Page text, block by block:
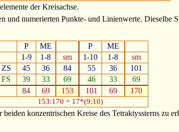
der Kreisachse.
und numerierten Punkte- und Linienwerte. Dieselbe
P
ME P
ME
1-9
1-8 sm 1-10 1-8
sm
ZS
45 36 84 55 36
101
FS
39 33 69 46 33
69
84
69 153 101 69 170
153:170 = 17*(9:10)
konzentrischen Kreise des Tetraktyssterns zu